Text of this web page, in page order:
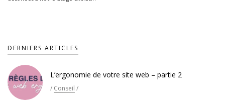
DERNIERS ARTICLES
L’ergonomie de votre site web – partie 2
/ Conseil /